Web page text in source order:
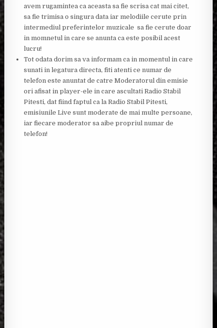
avem rugamintea ca aceasta sa fie scrisa cat mai citet,
sa fie trimisa o singura data iar melodiile cerute prin
intermediul preferintelor muzicale sa fie cerute doar
in momnetul in care se anunta ca este posibil acest
lucru!
Tot odata dorim sa va informam ca in momentul in care
sunati in legatura directa, fiti atenti ce numar de
telefon este anuntat de catre Moderatorul din emisie
ori afisat in player-ele in care ascultati Radio Stabil
Pitesti, dat fiind faptul ca la Radio Stabil Pitesti,
emisiunile Live sunt moderate de mai multe persoane,
iar fiecare moderator sa aibe propriul numar de
telefon!